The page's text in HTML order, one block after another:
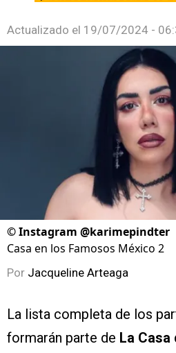
Actualizado el 19/07/2024 -
©Instagram @karimepindter
Casa en los Famosos México 2
Por Jacqueline Arteaga
La lista completa de los
formarán parte de La